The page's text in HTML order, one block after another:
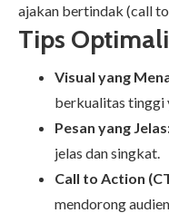
ajakan bertindak (call to
Tips
Visual yang
berkualitas tinggi
Pesan yang
jelas dan singkat.
Call to Action
mendorong